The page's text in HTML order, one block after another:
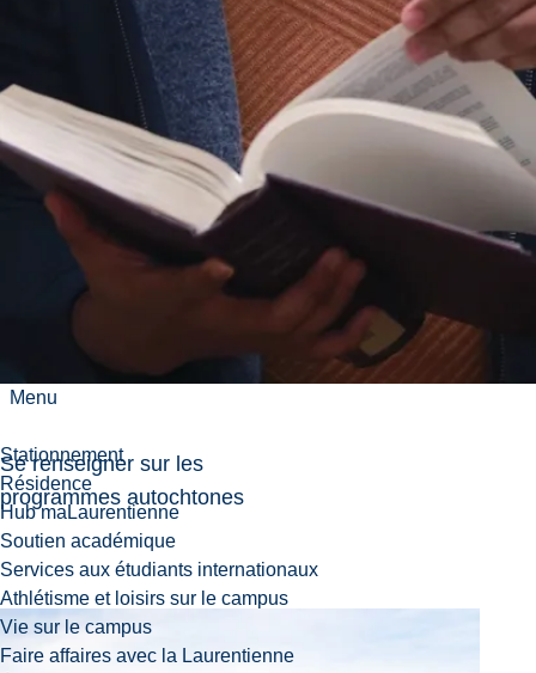
Menu
Stationnement
Résidence
Hub maLaurentienne
Soutien académique
Services aux étudiants internationaux
Athlétisme et loisirs sur le campus
Vie sur le campus
Faire affaires avec la Laurentienne
Intégrez un contenu Autochtone
dans vos études
Découvrez comment insérer les connaissances
autochtones dans votre parcours d’études, que ce
soit dans le cadre d’un certificat, d’une mineure ou
d’un programme complet.
Se renseigner sur les
programmes autochtones